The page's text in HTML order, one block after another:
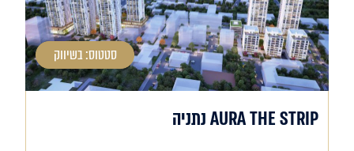
סטטוס: בשיווק
AURA THE STRIP נתניה